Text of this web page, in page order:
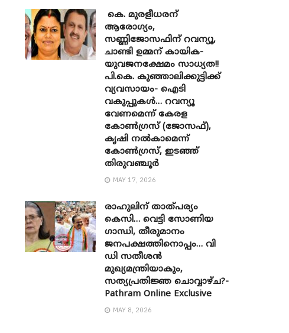
കെ. മുരളീധരന്
ആരോഗ്യം,
സണ്ണിജോസഫിന് റവന്യൂ,
ചാണ്ടി ഉമ്മന് കായിക-
യുവജനക്ഷേമം സാധ്യത!!
പി.കെ. കുഞ്ഞാലിക്കുട്ടിക്ക്
വ്യവസായം- ഐടി
വകുപ്പുകൾ… റവന്യൂ
വേണമെന്ന് കേരള
കോൺഗ്രസ് (ജോസഫ്),
കൃഷി നൽകാമെന്ന്
കോൺഗ്രസ്, ഇടഞ്ഞ്
തിരുവഞ്ചൂർ
MAY 17, 2026
രാഹുലിന് താത്പര്യം
കെസി… വെട്ടി സോണിയ ​
ഗാന്ധി, തീരുമാനം
ജനപക്ഷത്തിനൊപ്പം… വി
ഡി സതീശൻ
മുഖ്യമന്ത്രിയാകും,
സത്യപ്രതിജ്ഞ ചൊവ്വാഴ്ച?-
Pathram Online Exclusive
MAY 8, 2026